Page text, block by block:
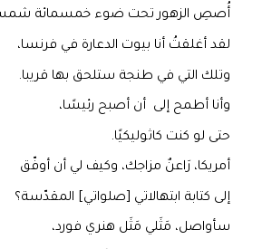
أُصصِ الزهور تحت ضوء خمسمائة
لقد أغلقتُ أنا بيوت الدعارة في فرنسا،
وتلك التي في طنجة ستلحق بها قريبا.
وأنا أطمح إلى أن أصبح رئيسًا،
حتى لو كنت كاثوليكيًا.
أمريكا، رَاعنٌ مزاجك، وكيف لي أن أوفّق
إلى كتابة ابتهالاتي [صلواتي] المقدّسة؟
سأواصل، مَثَلي مَثَل هنري فورد،